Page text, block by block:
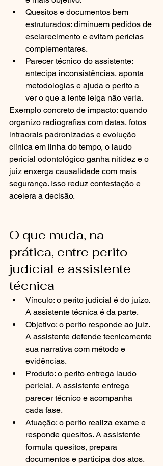
Quesitos e documentos bem
estruturados: diminuem pedidos de
esclarecimento e evitam perícias
complementares.
Parecer técnico do assistente:
antecipa inconsistências, aponta
metodologias e ajuda o perito a
ver o que a lente leiga não veria.
Exemplo concreto de impacto: quando
organizo radiografias com datas, fotos
intraorais padronizadas e evolução
clínica em linha do tempo, o laudo
pericial odontológico ganha nitidez e o
juiz enxerga causalidade com mais
segurança. Isso reduz contestação e
acelera a decisão.
O que muda, na
prática, entre perito
judicial e assistente
técnica
Vínculo: o perito judicial é do juízo.
A assistente técnica é da parte.
Objetivo: o perito responde ao juiz.
A assistente defende tecnicamente
sua narrativa com método e
evidências.
Produto: o perito entrega laudo
pericial. A assistente entrega
parecer técnico e acompanha
cada fase.
Atuação: o perito realiza exame e
responde quesitos. A assistente
formula quesitos, prepara
documentos e participa dos atos.